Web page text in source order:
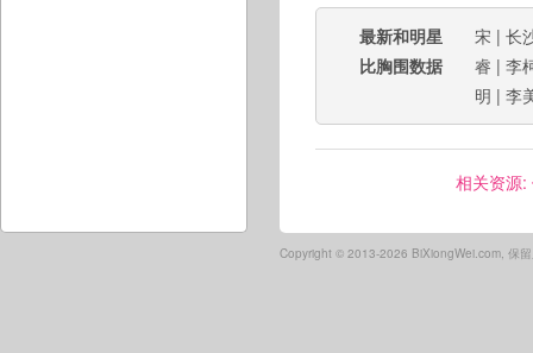
最新和明星
比胸围数据
宋 | 长
睿 | 李
明 | 李
相关资源:
Copyright © 2013-2026 BiXiongWei.com, 保